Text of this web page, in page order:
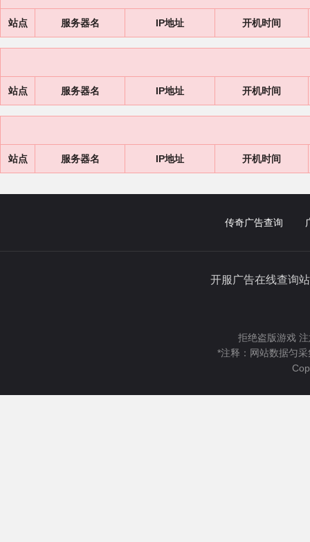
站点 服务器名 IP地址 开机时间
站点 服务器名 IP地址 开机时间
站点 服务器名 IP地址 开机时间
传奇广告查询
开服广告在线查
拒绝盗版游戏
*注释：网站数据匀